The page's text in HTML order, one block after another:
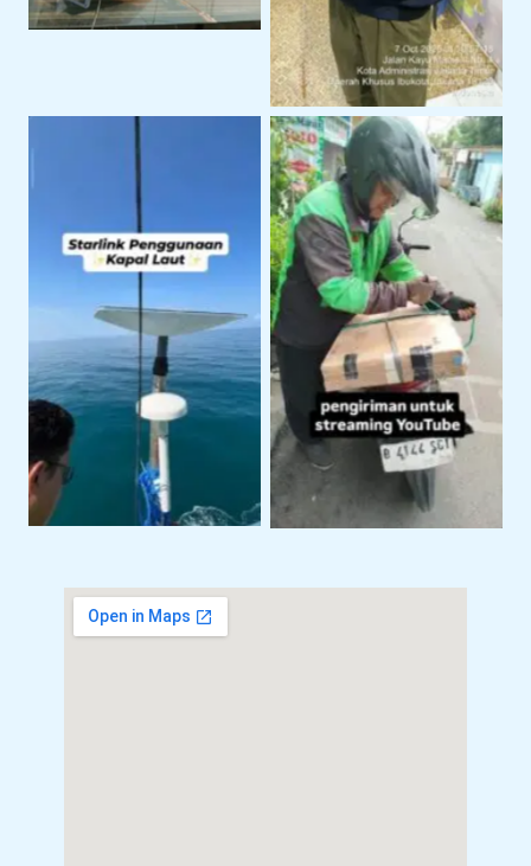
di laut pengiriman starlink